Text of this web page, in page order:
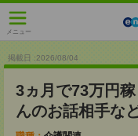
メニュー
掲載日 :2026/08/04
3ヵ月で73万円
んのお話相手な